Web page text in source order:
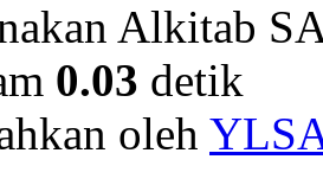
Alkitab
0.03 detik
oleh